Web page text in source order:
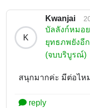
K
Kwanjai
บัลลังก์หมอ
ยุทธภพยังอี
(จบบริบูรณ์)
สนุกมากค่ะ มีต่อไห
reply